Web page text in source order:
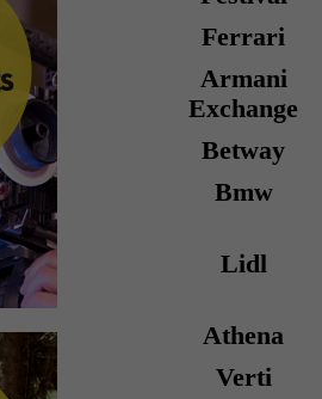
Ferrari
Armani
Exchange
Betway
Bmw
Lidl
Athena
Verti